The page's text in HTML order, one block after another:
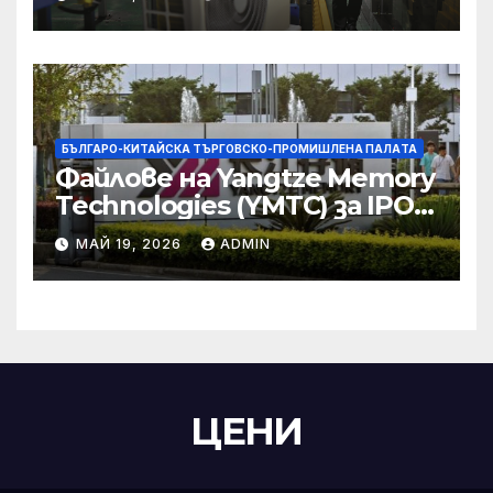
търговски консултации:
министерство
БЪЛГАРО-КИТАЙСКА ТЪРГОВСКО-ПРОМИШЛЕНА ПАЛAТА
Файлове на Yangtze Memory
Technologies (YMTC) за IPO
на STAR Market
МАЙ 19, 2026 ADMIN
ЦЕНИ